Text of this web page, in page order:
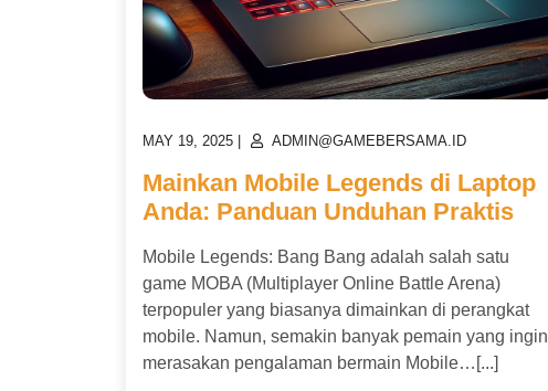
POSTED
MAY 19, 2025
POSTED
ADMIN@GAMEBERSAMA.ID
Mainkan Mobile Legends di Laptop
Anda: Panduan Unduhan Praktis
Mobile Legends: Bang Bang adalah salah satu
game MOBA (Multiplayer Online Battle Arena)
terpopuler yang biasanya dimainkan di perangkat
mobile. Namun, semakin banyak pemain yang ingin
merasakan pengalaman bermain Mobile…[...]